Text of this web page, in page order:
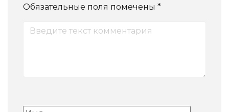
Обязательные поля помечены *